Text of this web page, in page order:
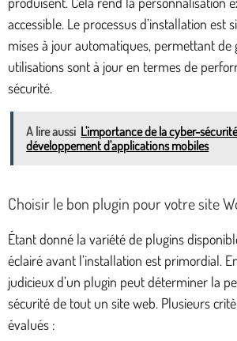
accessible. Le processus d’installation est
mises à jour automatiques, permettant de
utilisations sont à jour en termes de
sécurité.
A lire aussi L'importance de la cyber-
développement d'applications mobiles
Choisir le bon plugin pour votre site
Étant donné la variété de plugins
éclairé avant l’installation est primordial.
judicieux d’un plugin peut déterminer la
sécurité de tout un site web. Plusieurs
évalués :